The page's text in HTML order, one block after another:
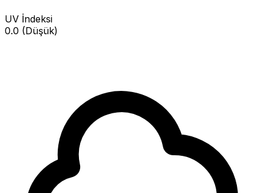
UV İndeksi
0.0 (Düşük)